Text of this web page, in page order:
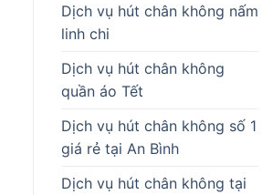
Dịch vụ hút chân không nấm
linh chi
Dịch vụ hút chân không
quần áo Tết
Dịch vụ hút chân không số 1
giá rẻ tại An Bình
Dịch vụ hút chân không tại